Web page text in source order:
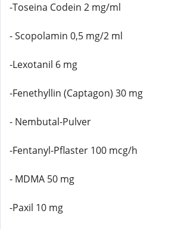
-Toseina Codein 2 mg/ml
- Scopolamin 0,5 mg/2 ml
-Lexotanil 6 mg
-Fenethyllin (Captagon) 30 mg
- Nembutal-Pulver
-Fentanyl-Pflaster 100 mcg/h
- MDMA 50 mg
-Paxil 10 mg